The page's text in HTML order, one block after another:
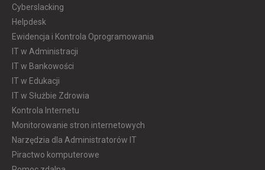
Cyberslacking
Helpdesk
Ewidencja i Kontrola Oprogramowania
IT w Administracji
IT w Bankowości
IT w Edukacji
IT w Służbie Zdrowia
Kontrola Internetu
Monitorowanie stron internetowych
Narzędzia dla Administratorów IT
Piractwo komputerowe